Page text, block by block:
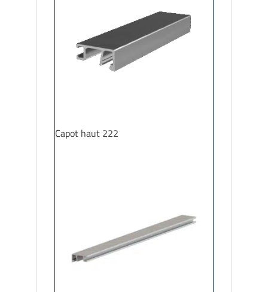
Capot haut 222